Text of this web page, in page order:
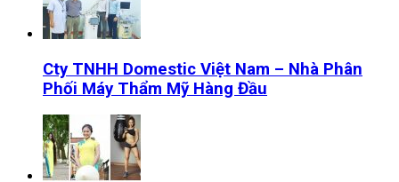
Cty TNHH Domestic Việt Nam – Nhà Phân
Phối Máy Thẩm Mỹ Hàng Đầu